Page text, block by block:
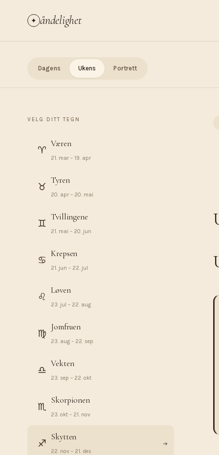
✦ åndelighet
Dagens Ukens Portrett
VELG DITT TEGN
♈︎
Væren
21. mar – 19. apr
♉︎
Tyren
20. apr – 20. mai
♊︎
Tvillingene
21. mai – 20. jun
♋︎
Krepsen
21. jun – 22. jul
♌︎
Løven
23. jul – 22. aug
♍︎
Jomfruen
23. aug – 22. sep
♎︎
Vekten
23. sep – 22. okt
♏︎
Skorpionen
23. okt – 21. nov
♐︎
Skytten
22. nov – 21. des